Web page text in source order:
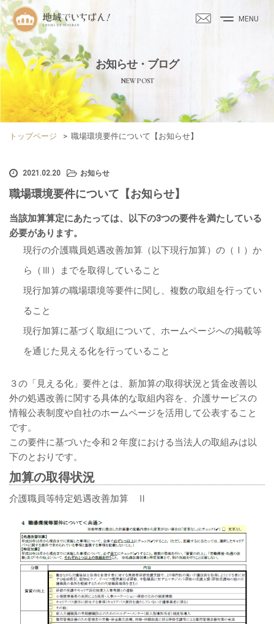
MENU
お知らせ・ブログ
NEW POST
トップページ > 職場環境要件について【お知らせ】
2021.02.20 お知らせ
職場環境要件について【お知らせ】
当該加算算定にあたっては、以下の3つの要件を満たしている
必要があります。
現行の介護職員処遇改善加算（以下現行加算）の（Ⅰ）か
ら（Ⅲ）までを取得していること
現行加算の職場環境等要件に関し、複数の取組を行ってい
ること
現行加算に基づく取組について、ホームページへの掲載等
を通じた見える化を行っていること
３の「見える化」要件とは、新加算の取得状況と賃金改善以
外の処遇改善に関する具体的な取組内容を、介護サービスの
情報公表制度や自社のホームページを活用して公表すること
です。
この要件に基づいた令和２年度における当法人の取組みは以
下のとおりです。
加算の取得状況
介護職員等特定処遇改善加算 Ⅱ